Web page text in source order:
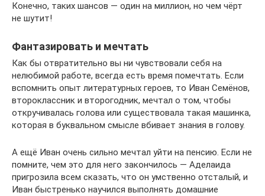
Конечно, таких шансов — один на миллион, но чем чёрт
не шутит!
Фантазировать и мечтать
Как бы отвратительно вы ни чувствовали себя на
нелюбимой работе, всегда есть время помечтать. Если
вспомнить опыт литературных героев, то Иван Семёнов,
второклассник и второгодник, мечтал о том, чтобы
откручивалась голова или существовала такая машинка,
которая в буквальном смысле вбивает знания в голову.
А ещё Иван очень сильно мечтал уйти на пенсию. Если не
помните, чем это для него закончилось — Аделаида
пригрозила всем сказать, что он умственно отсталый, и
Иван быстренько научился выполнять домашние